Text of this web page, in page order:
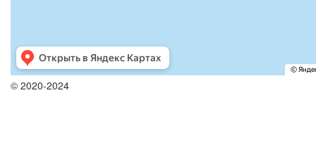
© 2020-2024